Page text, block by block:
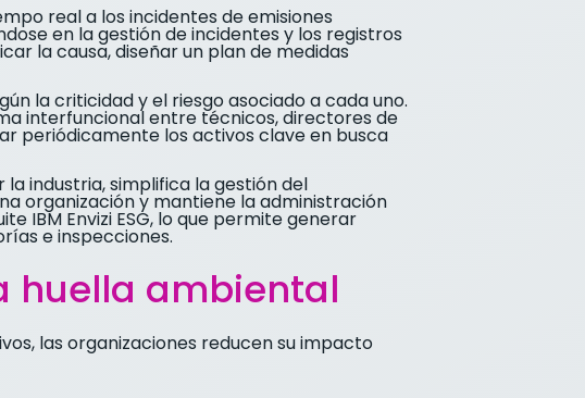
real a los incidentes de emisiones
en la gestión de incidentes y los registros
la causa, diseñar un plan de medidas
la criticidad y el riesgo asociado a cada uno.
interfuncional entre técnicos, directores de
periódicamente los activos clave en busca
industria, simplifica la gestión del
organización y mantiene la administración
IBM Envizi ESG, lo que permite generar
e inspecciones.
huella ambiental
las organizaciones reducen su impacto